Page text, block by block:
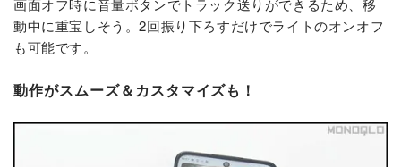
画面オフ時に音量ボタンでトラック送りができるため、移
動中に重宝しそう。2回振り下ろすだけでライトのオンオフ
も可能です。
動作がスムーズ＆カスタマイズも！